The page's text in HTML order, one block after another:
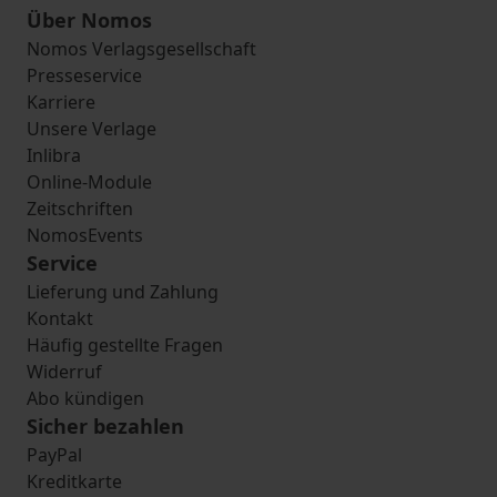
Über Nomos
Nomos Verlagsgesellschaft
Presseservice
Karriere
Unsere Verlage
Inlibra
Online-Module
Zeitschriften
NomosEvents
Service
Lieferung und Zahlung
Kontakt
Häufig gestellte Fragen
Widerruf
Abo kündigen
Sicher bezahlen
PayPal
Kreditkarte